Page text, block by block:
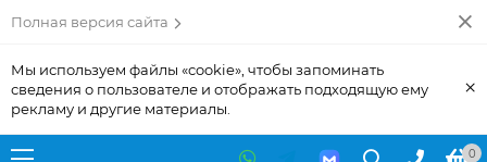
Полная версия сайта
Мы используем файлы «cookie», чтобы запоминать
сведения о пользователе и отображать подходящую ему
рекламу и другие материалы.
×
0